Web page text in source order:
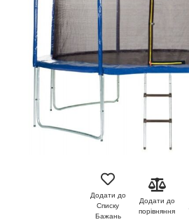
Додати до
Списку
Бажань
Додати до
порівняння